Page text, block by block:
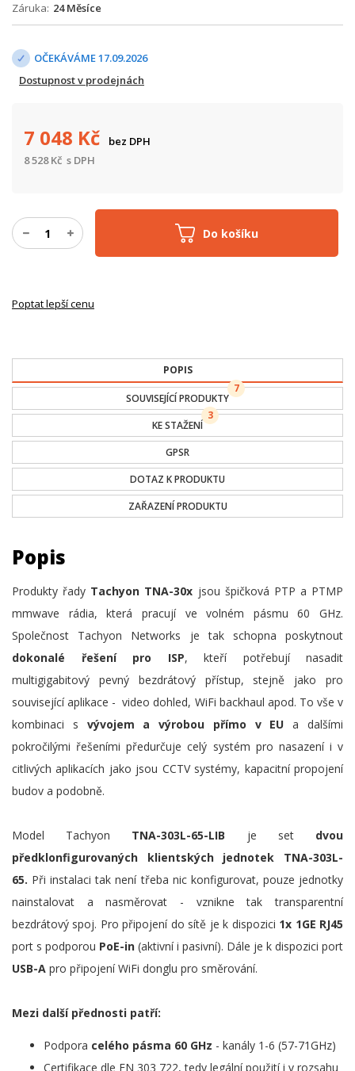
Záruka 24 Měsíce
OČEKÁVÁME 17.09.2026
Dostupnost v prodejnách
Do košíku
7 048 Kč
bez DPH
8 528Kč s DPH
Poptat lepší cenu
POPIS
SOUVISEJÍCÍ PRODUKTY
7
KE STAŽENÍ
3
GPSR
DOTAZ K PRODUKTU
ZAŘAZENÍ PRODUKTU
Popis
Produkty řady Tachyon TNA-30x jsou špičková PTP a PTMP
mmwave rádia, která pracují ve volném pásmu 60 GHz.
Společnost Tachyon Networks je tak schopna poskytnout
dokonalé řešení pro ISP, kteří potřebují nasadit
multigigabitový pevný bezdrátový přístup, stejně jako pro
související aplikace - video dohled, WiFi backhaul apod. To vše v
kombinaci s vývojem a výrobou přímo v EUa dalšími
pokročilými řešeními předurčuje celý systém pro nasazení i v
citlivých aplikacích jako jsou CCTV systémy, kapacitní propojení
budov a podobně.
Model Tachyon TNA-303L-65-LIB je set dvou
předklonfigurovaných klientských jednotek TNA-303L-
65. Při instalaci tak není třeba nic konfigurovat, pouze jednotky
nainstalovat a nasměrovat - vznikne tak transparentní
bezdrátový spoj. Pro připojení do sítě je k dispozici 1x 1GE RJ45
port s podporou PoE-in (aktivní i pasivní). Dále je k dispozici port
USB-A pro připojení WiFi donglu pro směrování.
Mezi další přednosti patří:
Podpora celého pásma 60 GHz - kanály 1-6 (57-71GHz)
Certifikace dle EN 303 722, tedy legální použití i v rozsahu